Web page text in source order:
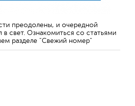
преодолены, и очередной
свет. Ознакомиться со статьями
разделе "Свежий номер"